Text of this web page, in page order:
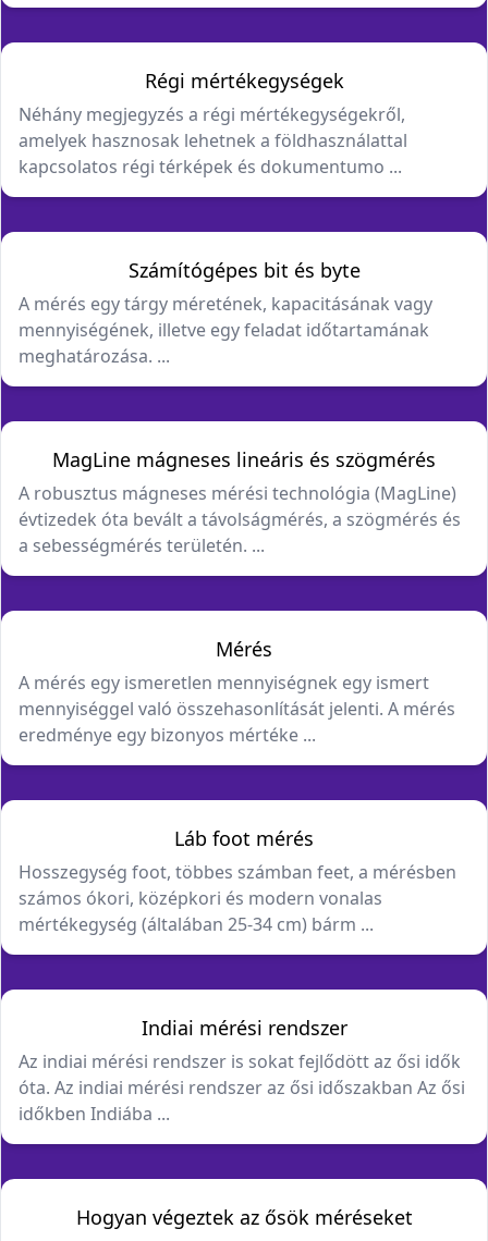
Régi mértékegységek
Néhány megjegyzés a régi mértékegységekről,
amelyek hasznosak lehetnek a földhasználattal
kapcsolatos régi térképek és dokumentumo ...
Számítógépes bit és byte
A mérés egy tárgy méretének, kapacitásának vagy
mennyiségének, illetve egy feladat időtartamának
meghatározása. ...
MagLine mágneses lineáris és szögmérés
A robusztus mágneses mérési technológia (MagLine)
évtizedek óta bevált a távolságmérés, a szögmérés és
a sebességmérés területén. ...
Mérés
A mérés egy ismeretlen mennyiségnek egy ismert
mennyiséggel való összehasonlítását jelenti. A mérés
eredménye egy bizonyos mértéke ...
Láb foot mérés
Hosszegység foot, többes számban feet, a mérésben
számos ókori, középkori és modern vonalas
mértékegység (általában 25-34 cm) bárm ...
Indiai mérési rendszer
Az indiai mérési rendszer is sokat fejlődött az ősi idők
óta. Az indiai mérési rendszer az ősi időszakban Az ősi
időkben Indiába ...
Hogyan végeztek az ősök méréseket